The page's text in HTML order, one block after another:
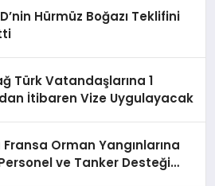
Hürmüz Boğazı Teklifini
Türk Vatandaşlarına 1
İtibaren Vize Uygulayacak
Orman Yangınlarına
ve Tanker Desteği